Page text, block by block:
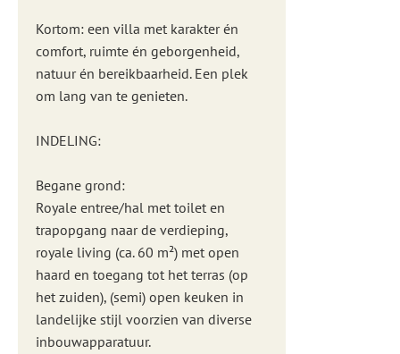
Kortom: een villa met karakter én
comfort, ruimte én geborgenheid,
natuur én bereikbaarheid. Een plek
om lang van te genieten.
INDELING:
Begane grond:
Royale entree/hal met toilet en
trapopgang naar de verdieping,
royale living (ca. 60 m²) met open
haard en toegang tot het terras (op
het zuiden), (semi) open keuken in
landelijke stijl voorzien van diverse
inbouwapparatuur.